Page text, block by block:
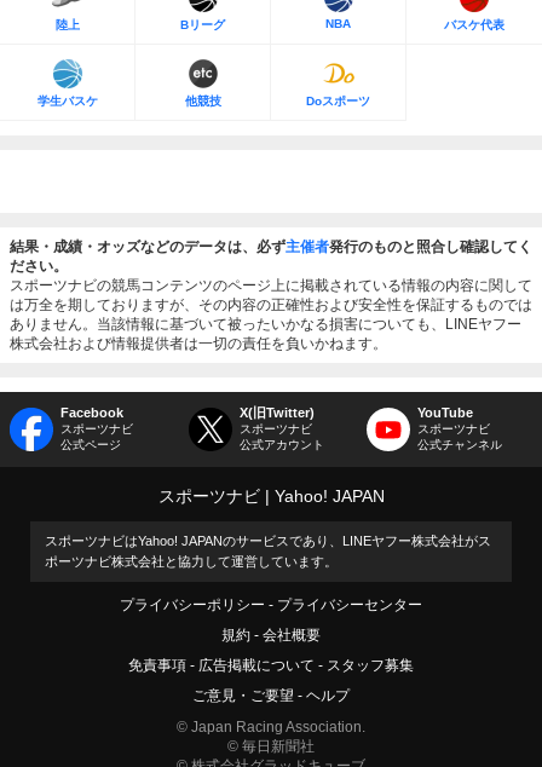
陸上 Bリーグ NBA バスケ代表
学生バスケ 他競技 Doスポーツ
結果・成績・オッズなどのデータは、必ず主催者発行のものと照合し確認してく
ださい。
スポーツナビの競馬コンテンツのページ上に掲載されている情報の内容に関して
は万全を期しておりますが、その内容の正確性および安全性を保証するものでは
ありません。当該情報に基づいて被ったいかなる損害についても、LINEヤフー
株式会社および情報提供者は一切の責任を負いかねます。
Facebook
スポーツナビ
公式ページ
X(旧Twitter)
スポーツナビ
公式アカウント
YouTube
スポーツナビ
公式チャンネル
スポーツナビ Yahoo! JAPAN
スポーツナビはYahoo! JAPANのサービスであり、LINEヤフー株式会社がス
ポーツナビ株式会社と協力して運営しています。
プライバシーポリシー
プライバシーセンター
規約
会社概要
免責事項
広告掲載について
スタッフ募集
ご意見・ご要望
ヘルプ
© Japan Racing Association.
© 毎日新聞社